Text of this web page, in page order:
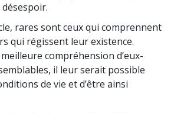
rares sont ceux qui comprennent
qui régissent leur existence.
compré­hension d’eux-
il leur serait possible
de vie et d’être ainsi